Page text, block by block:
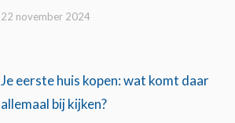
22 november 2024
Je eerste huis kopen: wat komt daar
allemaal bij kijken?